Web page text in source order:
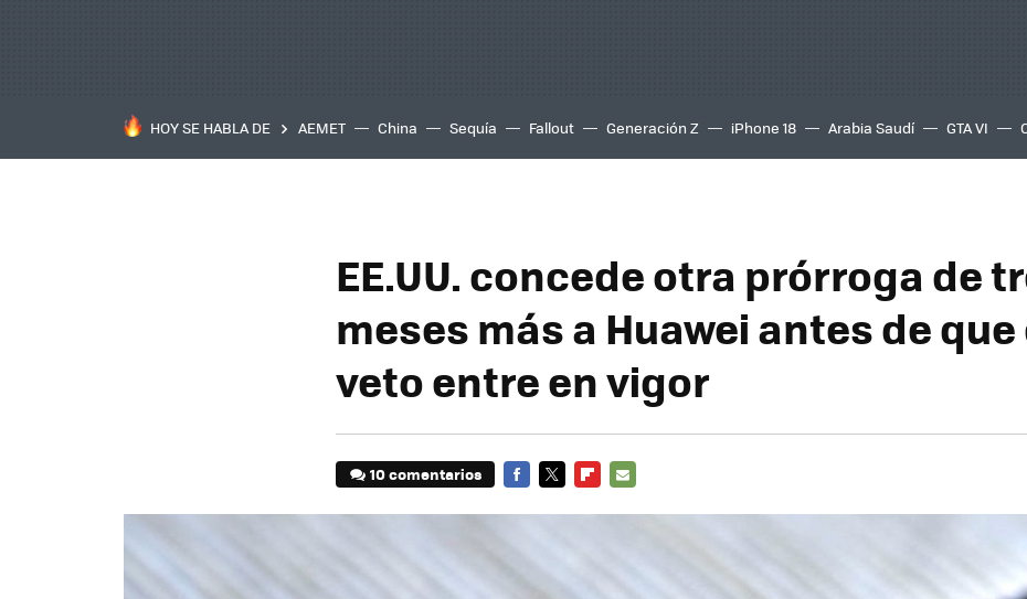
HOY SE HABLA DE AEMET China Sequía Fallout Generación Z iPhone 18 Arabia Saudí GTA VI
EE.UU. concede otra prórroga de
meses más a Huawei antes de que
veto entre en vigor
10 comentarios